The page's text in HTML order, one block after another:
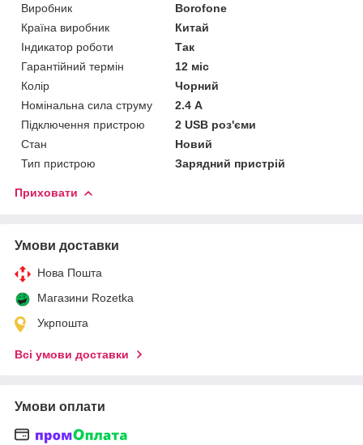
Виробник
Borofone
Країна виробник
Китай
Індикатор роботи
Так
Гарантійний термін
12 міс
Колір
Чорний
Номінальна сила струму
2.4 А
Підключення пристрою
2 USB роз'єми
Стан
Новий
Тип пристрою
Зарядний пристрій
Приховати
Умови доставки
Нова Пошта
Магазини Rozetka
Укрпошта
Всі умови доставки
Умови оплати